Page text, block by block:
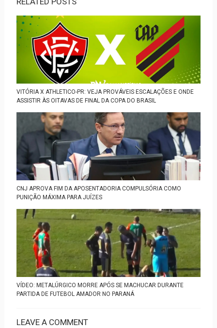
VITÓRIA X ATHLETICO-PR: VEJA PROVÁVEIS ESCALAÇÕES E ONDE
ASSISTIR ÀS OITAVAS DE FINAL DA COPA DO BRASIL
CNJ APROVA FIM DA APOSENTADORIA COMPULSÓRIA COMO
PUNIÇÃO MÁXIMA PARA JUÍZES
VÍDEO: METALÚRGICO MORRE APÓS SE MACHUCAR DURANTE
PARTIDA DE FUTEBOL AMADOR NO PARANÁ
LEAVE A COMMENT